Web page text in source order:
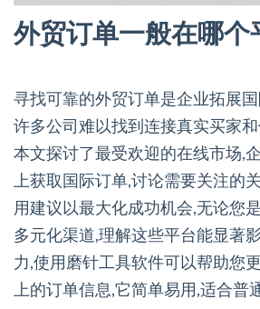
外贸订单一般在哪个
寻找可靠的外贸订单是企业拓展
许多公司难以找到连接真实买家
本文探讨了最受欢迎的在线市场,
上获取国际订单,讨论需要关注的
用建议以最大化成功机会,无论您
多元化渠道,理解这些平台能显著
力,使用磨针工具软件可以帮助您
上的订单信息,它简单易用,适合普